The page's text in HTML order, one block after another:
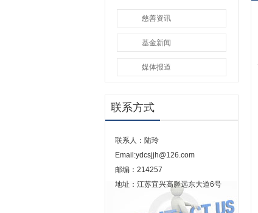
慈善资讯
基金新闻
媒体报道
联系方式
联系人：陆玲
Email:ydcsjjh@126.com
邮编：214257
地址：江苏宜兴高塍远东大道6号